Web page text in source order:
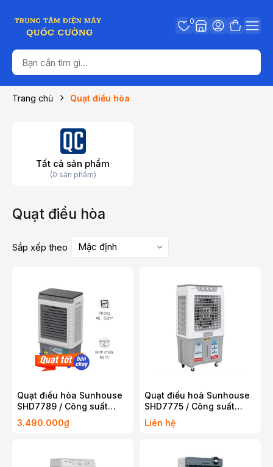
0
Trang chủ Quạt điều hòa
Tất cả sản phẩm
(0 sản phẩm)
Quạt điều hòa
Sắp xếp theo Mặc định
Quạt điều hòa Sunhouse
SHD7789 / Công suất
190W / Bình chứa 60 Lít /
Bảo hành 1 năm
3.490.000₫
Quạt điều hoà Sunhouse
SHD7775 / Công suất
200W / Bình chứa 70 Lít /
Bảo hành 1 năm
Liên hệ